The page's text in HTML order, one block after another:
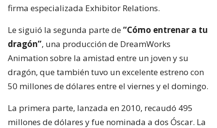
firma especializada Exhibitor Relations.
Le siguió la segunda parte de“Cómo entrenar a tu
dragón”, una producción de DreamWorks
Animation sobre la amistad entre un joven y su
dragón, que también tuvo un excelente estreno con
50 millones de dólares entre el viernes y el domingo.
La primera parte, lanzada en 2010, recaudó 495
millones de dólares y fue nominada a dos Óscar. La